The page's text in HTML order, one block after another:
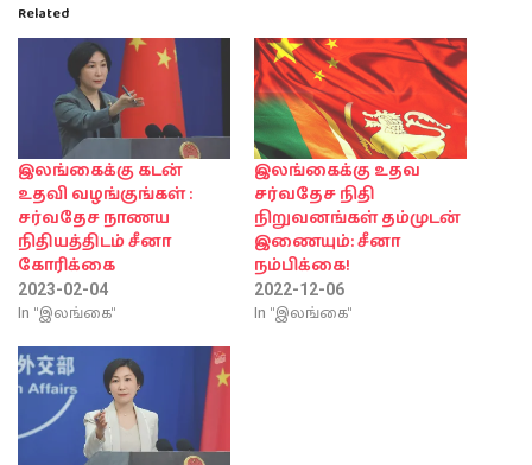
Related
இலங்கைக்கு கடன்
உதவி வழங்குங்கள் :
சர்வதேச நாணய
நிதியத்திடம் சீனா
கோரிக்கை
2023-02-04
In "இலங்கை"
இலங்கைக்கு உதவ
சர்வதேச நிதி
நிறுவனங்கள் தம்முடன்
இணையும்: சீனா
நம்பிக்கை!
2022-12-06
In "இலங்கை"